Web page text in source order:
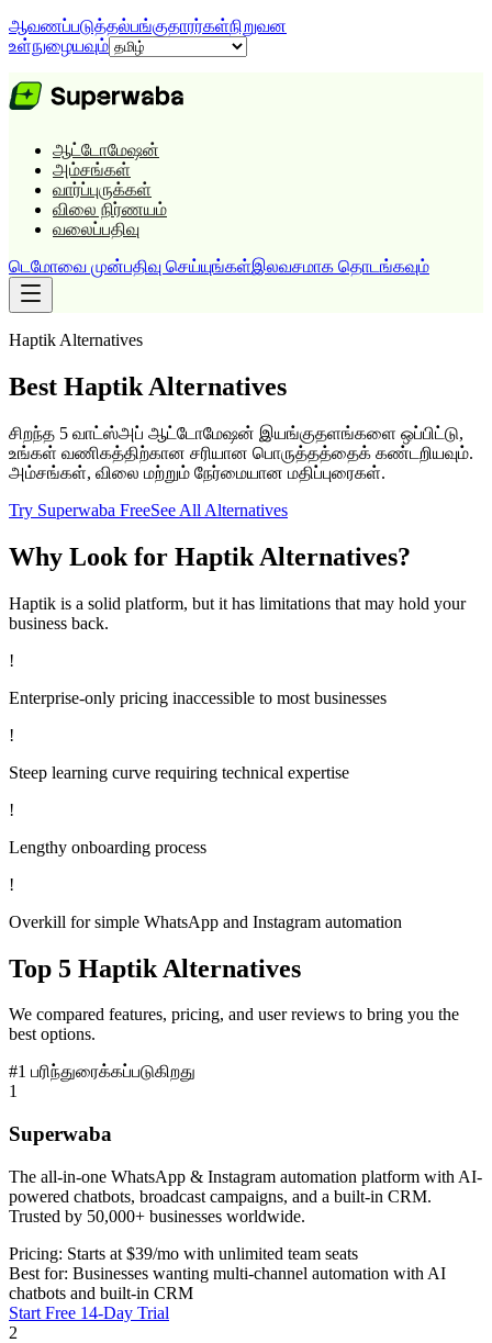
ஆவணப்படுத்தல்பங்குதாரர்கள்நிறுவன
உள்நுழையவும்
ஆட்டோமேஷன்
அம்சங்கள்
வார்ப்புருக்கள்
விலை நிர்ணயம்
வலைப்பதிவு
டெமோவை முன்பதிவு செய்யுங்கள்இலவசமாக தொடங்கவும்
Haptik Alternatives
Best Haptik Alternatives
சிறந்த 5 வாட்ஸ்அப் ஆட்டோமேஷன் இயங்குதளங்களை ஒப்பிட்டு,
உங்கள் வணிகத்திற்கான சரியான பொருத்தத்தைக் கண்டறியவும்.
அம்சங்கள், விலை மற்றும் நேர்மையான மதிப்புரைகள்.
Try Superwaba FreeSee All Alternatives
Why Look for Haptik Alternatives?
Haptik is a solid platform, but it has limitations that may hold your
business back.
!
Enterprise-only pricing inaccessible to most businesses
!
Steep learning curve requiring technical expertise
!
Lengthy onboarding process
!
Overkill for simple WhatsApp and Instagram automation
Top 5 Haptik Alternatives
We compared features, pricing, and user reviews to bring you the
best options.
#1 பரிந்துரைக்கப்படுகிறது
1
Superwaba
The all-in-one WhatsApp & Instagram automation platform with AI-
powered chatbots, broadcast campaigns, and a built-in CRM.
Trusted by 50,000+ businesses worldwide.
Pricing: Starts at $39/mo with unlimited team seats
Best for: Businesses wanting multi-channel automation with AI
chatbots and built-in CRM
Start Free 14-Day Trial
2